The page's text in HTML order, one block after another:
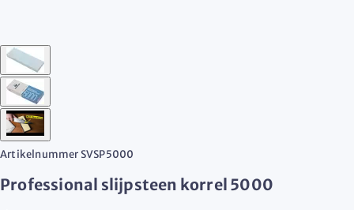
ArtikelnummerSVSP5000
Professional slijpsteen korrel 5000